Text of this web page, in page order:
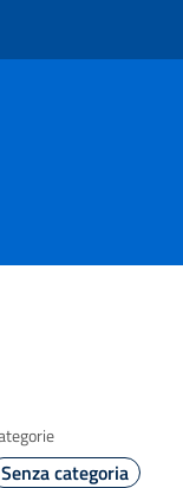
Senza categoria